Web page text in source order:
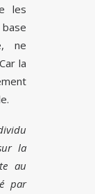
les
ne
la
la
au
par